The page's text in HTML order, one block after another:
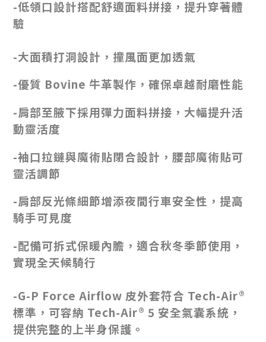
-低領口設計搭配舒適面料拼接，提升穿著體
驗
-大面積打洞設計，撞風面更加透氣
-優質 Bovine 牛革製作，確保卓越耐磨性能
-肩部至腋下採用彈力面料拼接，大幅提升活
動靈活度
-袖口拉鏈與魔術貼閉合設計，腰部魔術貼可
靈活調節
-肩部反光條細節增添夜間行車安全性，提高
騎手可見度
-配備可拆式保暖內膽，適合秋冬季節使用，
實現全天候騎行
-G-P Force Airflow 皮外套符合 Tech-Air®
標準，可容納 Tech-Air® 5 安全氣囊系統，
提供完整的上半身保護。